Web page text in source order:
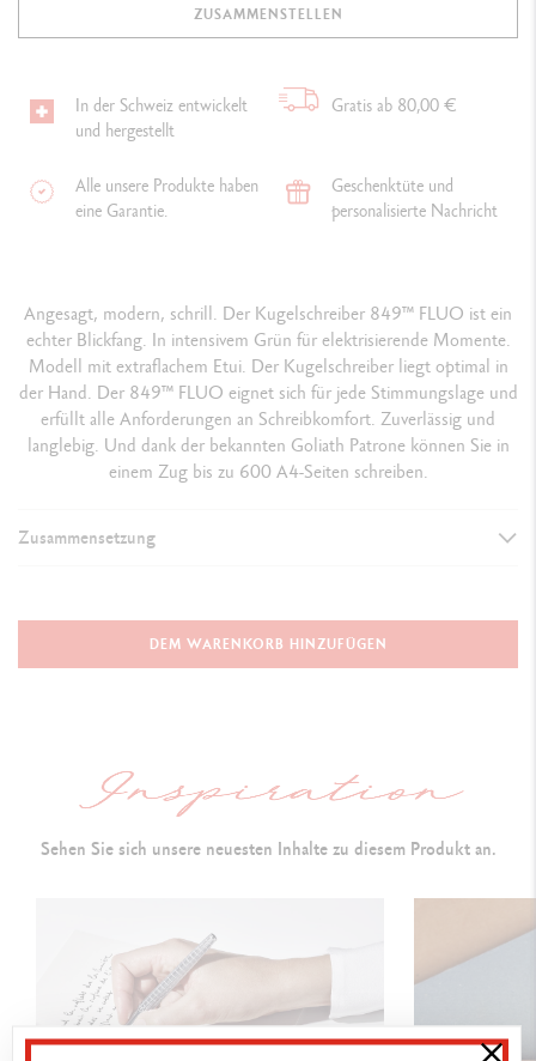
ZUSAMMENSTELLEN
In der Schweiz entwickelt
und hergestellt
Gratis ab 80,00 €
Alle unsere Produkte haben
eine Garantie.
Geschenktüte und
personalisierte Nachricht
Angesagt, modern, schrill. Der Kugelschreiber 849™ FLUO ist ein
echter Blickfang. In intensivem Grün für elektrisierende Momente.
Modell mit extraflachem Etui. Der Kugelschreiber liegt optimal in
der Hand. Der 849™ FLUO eignet sich für jede Stimmungslage und
erfüllt alle Anforderungen an Schreibkomfort. Zuverlässig und
langlebig. Und dank der bekannten Goliath Patrone können Sie in
einem Zug bis zu 600 A4-Seiten schreiben.
Zusammensetzung
Kugelschreiber
Flexibler Clip und Druckknopf aus Metall
Nachfüllbar mit einer Goliath M-Tintenpatrone in Blau
Extraflachem Etui mit dem passenden Farbpunkt
Masse: 18.5 x 5.5 x 2 cm
DEM WARENKORB HINZUFÜGEN
Sehen Sie sich unsere neuesten Inhalte zu diesem Produkt an.